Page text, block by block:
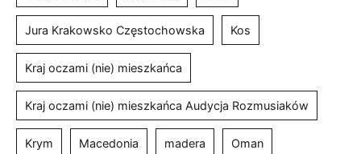
Jura Krakowsko Częstochowska Kos
Kraj oczami (nie) mieszkańca
Kraj oczami (nie) mieszkańca Audycja Rozmusiaków
Krym Macedonia madera Oman